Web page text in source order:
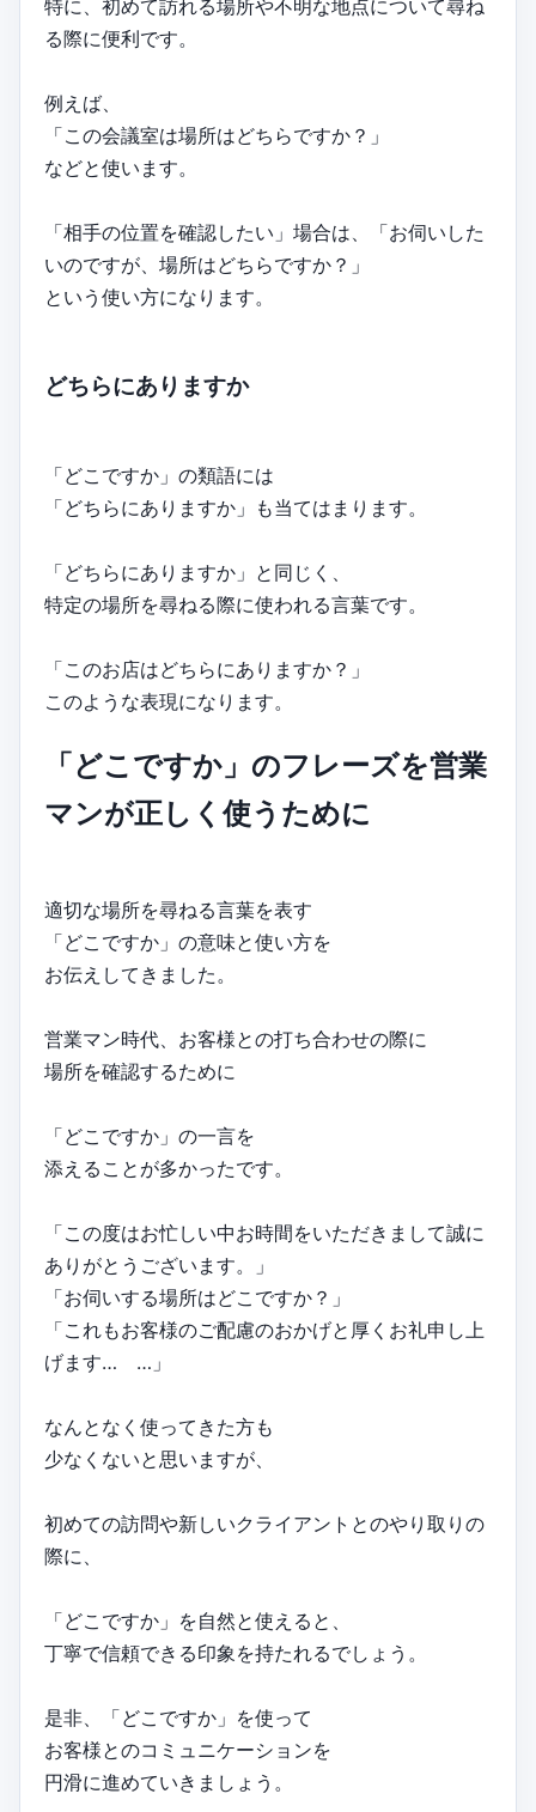
特に、初めて訪れる場所や不明な地点について尋ね
る際に便利です。
例えば、
「この会議室は場所はどちらですか？」
などと使います。
「相手の位置を確認したい」場合は、「お伺いした
いのですが、場所はどちらですか？」
という使い方になります。
どちらにありますか
「どこですか」の類語には
「どちらにありますか」も当てはまります。
「どちらにありますか」と同じく、
特定の場所を尋ねる際に使われる言葉です。
「このお店はどちらにありますか？」
このような表現になります。
「どこですか」のフレーズを営業
マンが正しく使うために
適切な場所を尋ねる言葉を表す
「どこですか」の意味と使い方を
お伝えしてきました。
営業マン時代、お客様との打ち合わせの際に
場所を確認するために
「どこですか」の一言を
添えることが多かったです。
「この度はお忙しい中お時間をいただきまして誠に
ありがとうございます。」
「お伺いする場所はどこですか？」
「これもお客様のご配慮のおかげと厚くお礼申し上
げます… …」
なんとなく使ってきた方も
少なくないと思いますが、
初めての訪問や新しいクライアントとのやり取りの
際に、
「どこですか」を自然と使えると、
丁寧で信頼できる印象を持たれるでしょう。
是非、「どこですか」を使って
お客様とのコミュニケーションを
円滑に進めていきましょう。